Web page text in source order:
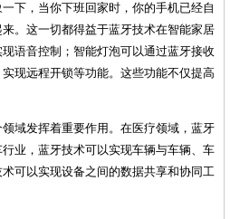
下，当你下班回家时，你的手机已经自
。这一切都得益于蓝牙技术在智能家居
语音控制；智能灯泡可以通过蓝牙接收
现远程开锁等功能。这些功能不仅提高
域发挥着重要作用。在医疗领域，蓝牙
业，蓝牙技术可以实现车辆与车辆、车
可以实现设备之间的数据共享和协同工